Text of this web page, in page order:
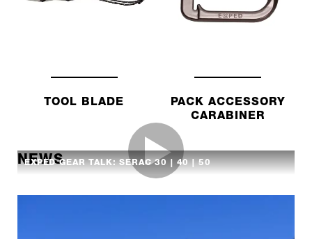
TOOL BLADE
PACK ACCESSORY
CARABINER
EXPED GEAR TALK: SERAC 30 | 40 | 50
NEWS